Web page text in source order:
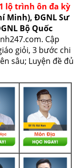
lộ trình ôn đa kỳ
Minh), ĐGNL Sư
Bộ Quốc
Cập
giỏi, 3 bước chi
sâu; Luyện đề đủ